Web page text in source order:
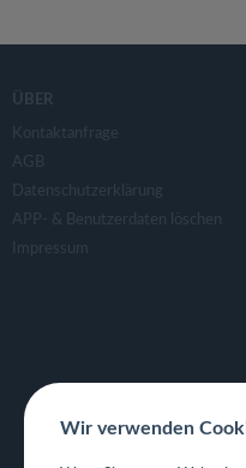
ÜBER
Kontaktanfrage
AGB
Datenschutzerklärung
APP- & Benutzerdaten löschen
Impressum
Wir verwenden